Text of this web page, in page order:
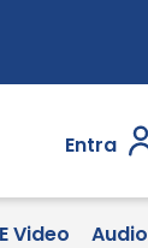
Entra
Video Audio